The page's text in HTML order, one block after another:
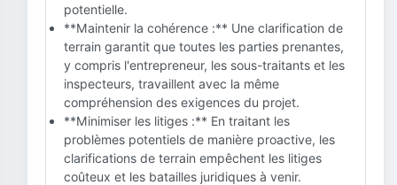
potentielle.
**Maintenir la cohérence :** Une clarification de
terrain garantit que toutes les parties prenantes,
y compris l'entrepreneur, les sous-traitants et les
inspecteurs, travaillent avec la même
compréhension des exigences du projet.
**Minimiser les litiges :** En traitant les
problèmes potentiels de manière proactive, les
clarifications de terrain empêchent les litiges
coûteux et les batailles juridiques à venir.